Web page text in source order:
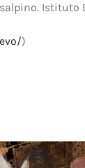
Istituto
)